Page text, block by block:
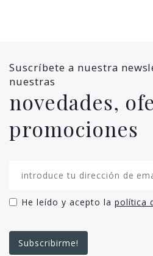
Suscríbete a nuestra
nuestras
novedades,
promociones
He leído y acepto la política